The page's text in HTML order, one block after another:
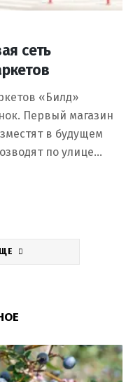
сеть
«Билд»
Первый магазин
в будущем
по улице…